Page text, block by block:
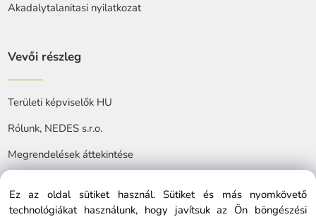
Akadalytalanitasi nyilatkozat
Vevői részleg
Területi képviselők HU
Rólunk, NEDES s.r.o.
Megrendelések áttekintése
Ez az oldal sütiket használ. Sütiket és más nyomkövető
technológiákat használunk, hogy javítsuk az Ön böngészési